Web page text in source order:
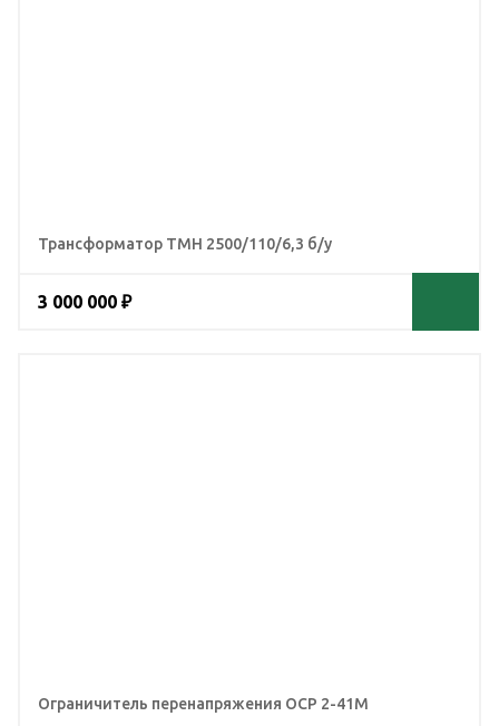
Трансформатор ТМН 2500/110/6,3 б/у
3 000 000 ₽
Ограничитель перенапряжения ОСР 2-41М